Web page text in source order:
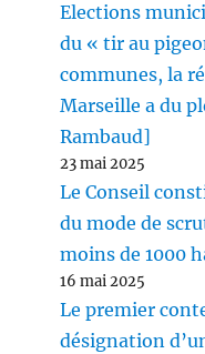
Elections
du « tir au
communes, la
Marseille a du
Rambaud]
23 mai 2025
Le Conseil
du mode de
moins de 1000
16 mai 2025
Le premier
désignation